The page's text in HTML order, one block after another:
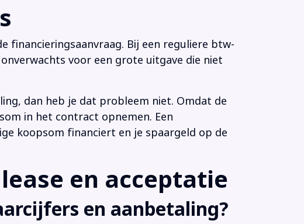
financieringsaanvraag. Bij een reguliere btw-
voor een grote uitgave die niet
dan heb je dat probleem niet. Omdat de
in het contract opnemen. Een
koopsom financiert en je spaargeld op de
en acceptatie
en aanbetaling?